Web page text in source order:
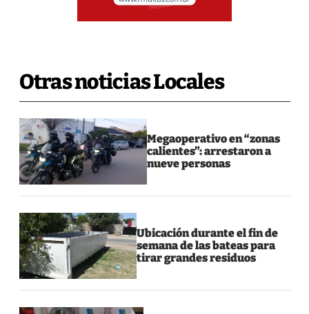
Otras noticias Locales
Megaoperativo en “zonas
calientes”: arrestaron a
nueve personas
Ubicación durante el fin de
semana de las bateas para
tirar grandes residuos